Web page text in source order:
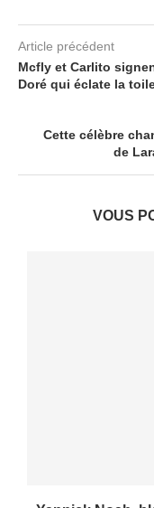
Article précédent
Mcfly et Carlito
Doré qui éclate la
Cette célèbre
de
VOUS